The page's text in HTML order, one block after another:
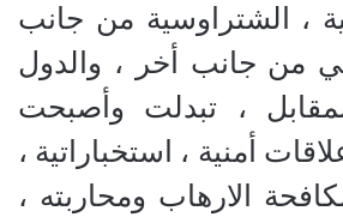
، الشتراوسية من جانب
من جانب أخر ، والدول
، تبدلت وأصبحت
أمنية ، استخباراتية ،
الارهاب ومحاربته ،